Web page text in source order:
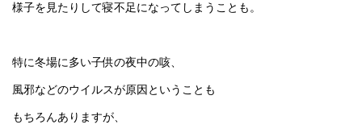
様子を見たりして寝不足になってしまうことも。
特に冬場に多い子供の夜中の咳、
風邪などのウイルスが原因ということも
もちろんありますが、